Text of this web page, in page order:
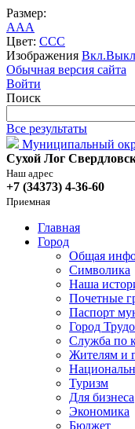
Размер:
AAA
Цвет: CCC
Изображения Вкл.
Обычная версия сайта
Войти
Поиск
Все результаты
Муниципальный
Сухой Лог
Наш адрес
+7 (34373) 4-36-60
Приемная
Главная
Город
Общая
Символика
Наша
Почетные
Паспорт
Город
Служба по
Жителям и
Туризм
Для бизнеса
Экономика
Бюджет